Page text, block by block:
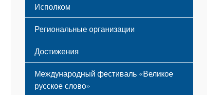
Исполком
Региональные организации
Достижения
Международный фестиваль «Великое
русское слово»